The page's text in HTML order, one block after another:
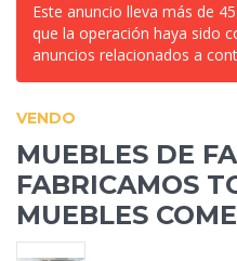
Este anuncio lleva más de
que la operación haya sido
anuncios relacionados a
VENDO
MUEBLES DE
FABRICAMOS
MUEBLES